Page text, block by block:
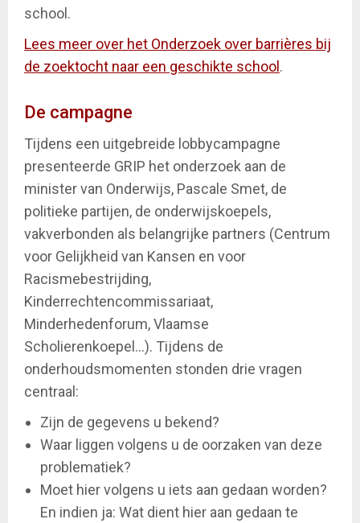
school.
Lees meer over het Onderzoek over barrières bij
de zoektocht naar een geschikte school .
De campagne
Tijdens een uitgebreide lobbycampagne
presenteerde GRIP het onderzoek aan de
minister van Onderwijs, Pascale Smet, de
politieke partijen, de onderwijskoepels,
vakverbonden als belangrijke partners (Centrum
voor Gelijkheid van Kansen en voor
Racismebestrijding,
Kinderrechtencommissariaat,
Minderhedenforum, Vlaamse
Scholierenkoepel...). Tijdens de
onderhoudsmomenten stonden drie vragen
centraal:
Zijn de gegevens u bekend?
Waar liggen volgens u de oorzaken van deze
problematiek?
Moet hier volgens u iets aan gedaan worden?
En indien ja: Wat dient hier aan gedaan te